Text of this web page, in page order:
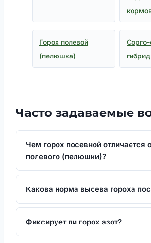
Горох полевой
(пелюшка)
Сорго-
гибрид
Часто задаваемые
Чем горох посевной отличается
полевого (пелюшки)?
Какова норма высева гороха
Фиксирует ли горох азот?